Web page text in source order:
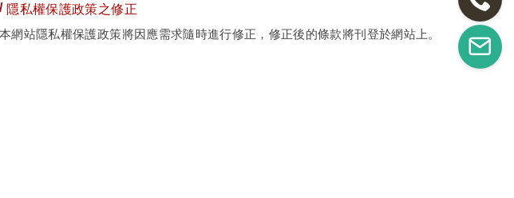
隱私權保護政策之修正
本網站隱私權保護政策將因應需求隨時進行修正，修正後的條款將刊登於網站上。